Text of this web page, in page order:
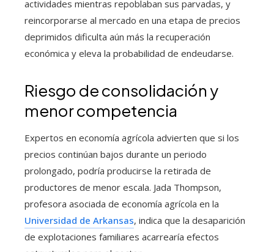
actividades mientras repoblaban sus parvadas, y
reincorporarse al mercado en una etapa de precios
deprimidos dificulta aún más la recuperación
económica y eleva la probabilidad de endeudarse.
Riesgo de consolidación y
menor competencia
Expertos en economía agrícola advierten que si los
precios continúan bajos durante un periodo
prolongado, podría producirse la retirada de
productores de menor escala. Jada Thompson,
profesora asociada de economía agrícola en la
Universidad de Arkansas, indica que la desaparición
de explotaciones familiares acarrearía efectos